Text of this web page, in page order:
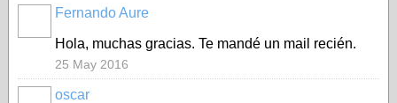
Fernando Aure
Hola, muchas gracias. Te mandé un mail recién.
25 May 2016
oscar